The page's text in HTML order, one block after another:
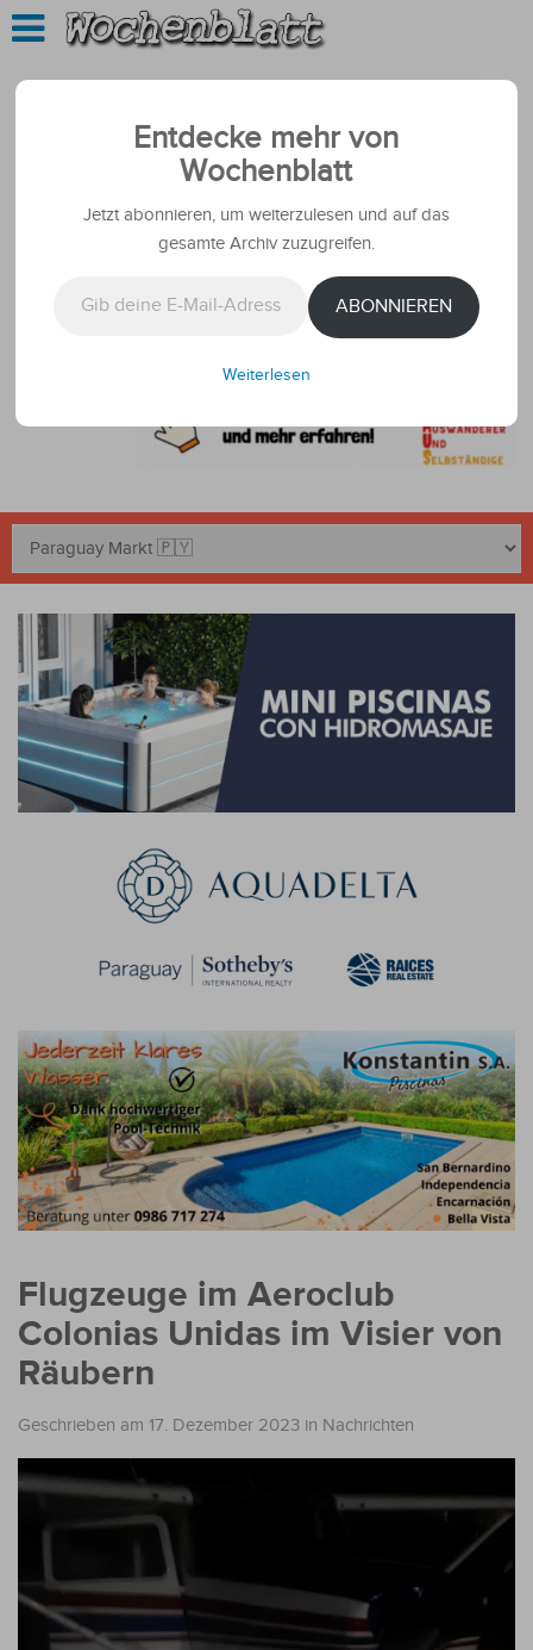
Flugzeuge im Aeroclub
Colonias Unidas im Visier von
Räubern
Geschrieben am 17. Dezember 2023 in Nachrichten
Entdecke mehr von
Wochenblatt
Jetzt abonnieren, um weiterzulesen und auf das
gesamte Archiv zuzugreifen.
ABONNIEREN
Weiterlesen